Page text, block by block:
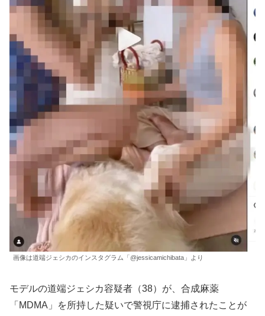
画像は道端ジェシカのインスタグラム「@jessicamichibata」より
モデルの道端ジェシカ容疑者（38）が、合成麻薬
「MDMA」を所持した疑いで警視庁に逮捕されたことが